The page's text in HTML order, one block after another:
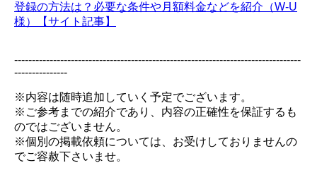
登録の方法は？必要な条件や月額料金などを紹介（W-U
様）【サイト記事】
---------------------------------------------------------------------------------
---------------
※内容は随時追加していく予定でございます。
※ご参考までの紹介であり、内容の正確性を保証するも
のではございません。
※個別の掲載依頼については、お受けしておりませんの
でご容赦下さいませ。